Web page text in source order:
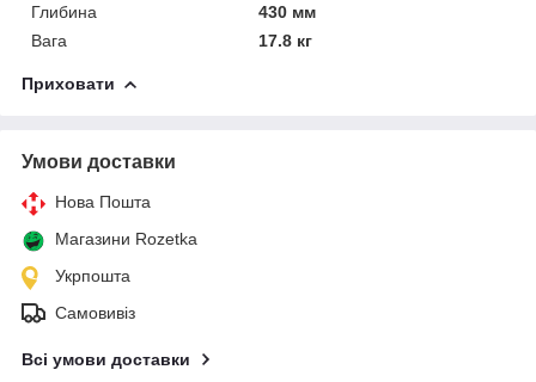
Глибина
430 мм
Вага
17.8 кг
Приховати
Умови доставки
Нова Пошта
Магазини Rozetka
Укрпошта
Самовивіз
Всі умови доставки